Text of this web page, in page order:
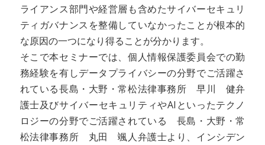
ライアンス部門や経営層も含めたサイバーセキュリ
ティガバナンスを整備していなかったことが根本的
な原因の一つになり得ることが分かります。
そこで本セミナーでは、個人情報保護委員会での勤
務経験を有しデータプライバシーの分野でご活躍さ
れている長島・大野・常松法律事務所 早川 健弁
護士及びサイバーセキュリティやAIといったテクノ
ロジーの分野でご活躍されている 長島・大野・常
松法律事務所 丸田 颯人弁護士より、インシデン